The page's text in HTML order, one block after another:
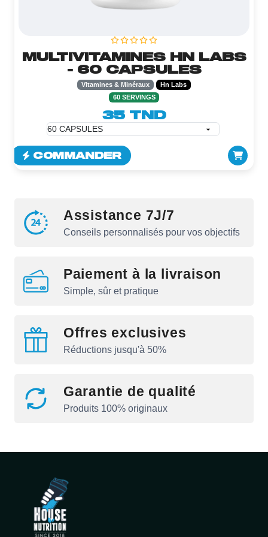
MULTIVITAMINES HN LABS
- 60 CAPSULES
Vitamines & Minéraux
Hn Labs
60 SERVINGS
35 TND
COMMANDER
Assistance 7J/7
Conseils personnalisés pour vos objectifs
Paiement à la livraison
Simple, sûr et pratique
Offres exclusives
Réductions jusqu'à 50%
Garantie de qualité
Produits 100% originaux